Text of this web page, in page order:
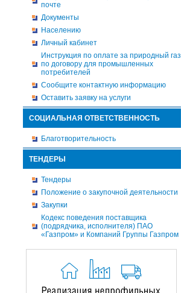
почте
Документы
Населению
Личный кабинет
Инструкция по оплате за природный газ
по договору для промышленных
потребителей
Сообщите контактную информацию
Оставить заявку на услуги
СОЦИАЛЬНАЯ ОТВЕТСТВЕННОСТЬ
Благотворительность
ТЕНДЕРЫ
Тендеры
Положение о закупочной деятельности
Закупки
Кодекс поведения поставщика
(подрядчика, исполнителя) ПАО
«Газпром» и Компаний Группы Газпром